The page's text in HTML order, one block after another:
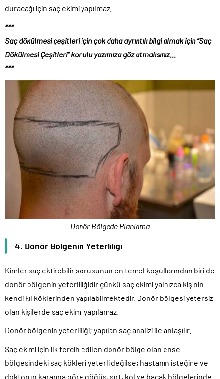
duracağı için saç ekimi yapılmaz.
***
Saç dökülmesi çeşitleri için çok daha ayrıntılı bilgi almak için “Saç
Dökülmesi Çeşitleri” konulu yazımıza göz atmalısınız…
***
Donör Bölgede Planlama
4. Donör Bölgenin Yeterliliği
Kimler saç ektirebilir sorusunun en temel koşullarından biri de
donör bölgenin yeterliliğidir çünkü saç ekimi yalnızca kişinin
kendi kıl köklerinden yapılabilmektedir. Donör bölgesi yetersiz
olan kişilerde saç ekimi yapılamaz.
Donör bölgenin yeterliliği; yapılan saç analizi ile anlaşılır.
Saç ekimi için ilk tercih edilen donör bölge olan ense
bölgesindeki saç kökleri yeterli değilse; hastanın isteğine ve
doktorun kararına göre göğüs, sırt, kol ve bacak bölgelerinde